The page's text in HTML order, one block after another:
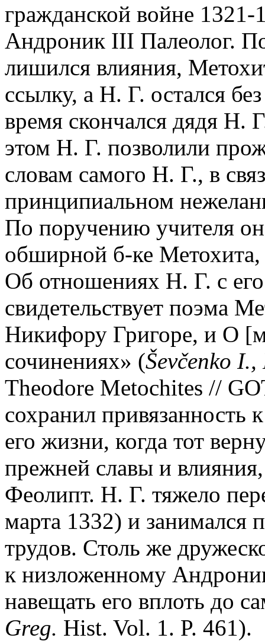
гражданской войне 1321-
Андроник III Палеолог.
лишился влияния,
ссылку, а Н. Г. остался
время скончался дядя
этом Н. Г. позволили
словам самого Н. Г., в
принципиальном
По поручению учителя
обширной б-ке
Об отношениях Н. Г. с
свидетельствует поэма
Никифору Григоре, и О
сочинениях» (Ševčenko I.,
Theodore Metochites //
сохранил привязанность
его жизни, когда тот
прежней славы и
Феолипт. Н. Г. тяжело
марта 1332) и занимался
трудов. Столь же
к низложенному
навещать его вплоть до
Greg. Hist. Vol. 1. P. 461).